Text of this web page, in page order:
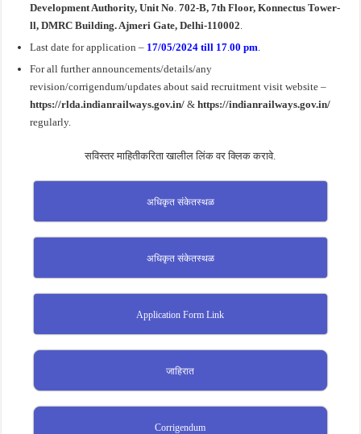
Development Authority, Unit No .702-B, 7th Floor, Konnectus Tower-
ll, DMRC Building. Ajmeri Gate, Delhi-110002
Last date for application – 17/05/2024 till 17 .00 pm
For all further announcements/details/any
revision/corrigendum/updates about said recruitment visit website –
https://rlda.indianrailways.gov.in/ &https://indianrailways.gov.in/
regularly.
सविस्तर माहितीकरिता खालील लिंक वर क्लिक करावे.
अधिकृत संकेतस्थळ
अधिकृत संकेतस्थळ
Application Form Link
जाहिरात
Corrigendum